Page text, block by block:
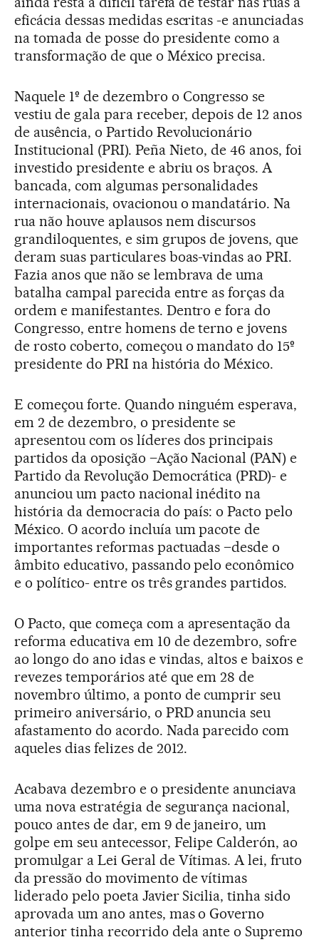
eficácia dessas medidas escritas -e anunciadas
na tomada de posse do presidente como a
transformação de que o México precisa.
Naquele 1º de dezembro o Congresso se
vestiu de gala para receber, depois de 12 anos
de ausência, o Partido Revolucionário
Institucional (PRI). Peña Nieto, de 46 anos, foi
investido presidente e abriu os braços. A
bancada, com algumas personalidades
internacionais, ovacionou o mandatário. Na
rua não houve aplausos nem discursos
grandiloquentes, e sim grupos de jovens, que
deram suas particulares boas-vindas ao PRI.
Fazia anos que não se lembrava de uma
batalha campal parecida entre as forças da
ordem e manifestantes. Dentro e fora do
Congresso, entre homens de terno e jovens
de rosto coberto, começou o mandato do 15º
presidente do PRI na história do México.
E começou forte. Quando ninguém esperava,
em 2 de dezembro, o presidente se
apresentou com os líderes dos principais
partidos da oposição –Ação Nacional (PAN) e
Partido da Revolução Democrática (PRD)- e
anunciou um pacto nacional inédito na
história da democracia do país: o Pacto pelo
México. O acordo incluía um pacote de
importantes reformas pactuadas –desde o
âmbito educativo, passando pelo econômico
e o político- entre os três grandes partidos.
O Pacto, que começa com a apresentação da
reforma educativa em 10 de dezembro, sofre
ao longo do ano idas e vindas, altos e baixos e
revezes temporários até que em 28 de
novembro último, a ponto de cumprir seu
primeiro aniversário, o PRD anuncia seu
afastamento do acordo. Nada parecido com
aqueles dias felizes de 2012.
Acabava dezembro e o presidente anunciava
uma nova estratégia de segurança nacional,
pouco antes de dar, em 9 de janeiro, um
golpe em seu antecessor, Felipe Calderón, ao
promulgar a Lei Geral de Vítimas. A lei, fruto
da pressão do movimento de vítimas
liderado pelo poeta Javier Sicilia, tinha sido
aprovada um ano antes, mas o Governo
anterior tinha recorrido dela ante o Supremo